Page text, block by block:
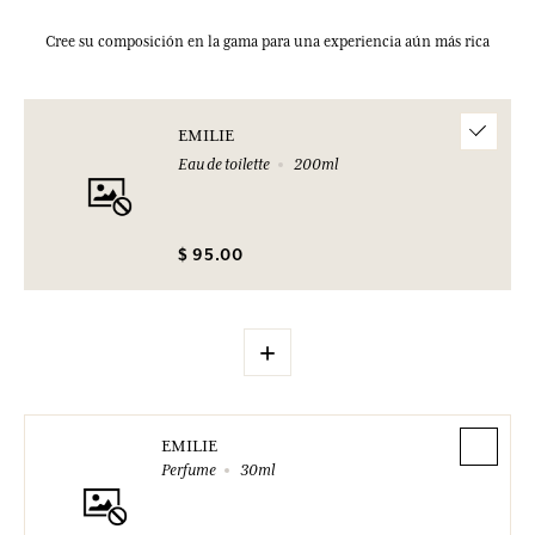
Cree su composición en la gama para una experiencia aún más rica
EMILIE
Eau de toilette
200ml
$ 95.00
+
EMILIE
Perfume
30ml